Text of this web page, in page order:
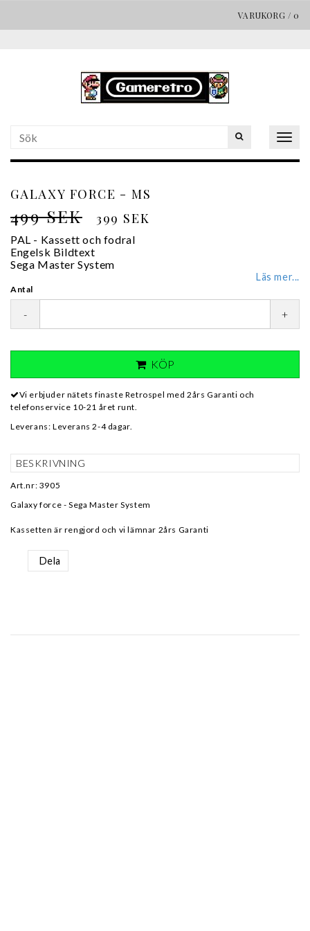
VARUKORG / 0
GALAXY FORCE - MS
499 SEK 399 SEK
PAL - Kassett och fodral
Engelsk Bildtext
Sega Master System
Läs mer...
Antal
- +
KÖP
Vi erbjuder nätets finaste Retrospel med 2års Garanti och
telefonservice 10-21 året runt.
Leverans: Leverans 2-4 dagar.
BESKRIVNING
Art.nr: 3905
Galaxy force - Sega Master System
Kassetten är rengjord och vi lämnar 2års Garanti
Dela